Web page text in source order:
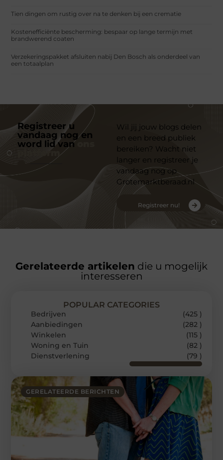
Tien dingen om rustig over na te denken bij een crematie
Kostenefficiënte bescherming: bespaar op lange termijn met
brandwerend coaten
Verzekeringspakket afsluiten nabij Den Bosch als onderdeel van
een totaalplan
Registreer u
vandaag nog en
word lid van
platform
Wil jij jouw blogs delen
en een breed publiek
bereiken? Wacht niet
langer en registreer je
vandaag nog op
Grotemarktberaad.nl
Registreer nu!
Gerelateerde artikelen die u mogelijk
interesseren
GERELATEERDE BERICHTEN
POPULAR CATEGORIES
Bedrijven
(425 )
Aanbiedingen
(282 )
Winkelen
(115 )
Woning en Tuin
(82 )
Dienstverlening
(79 )